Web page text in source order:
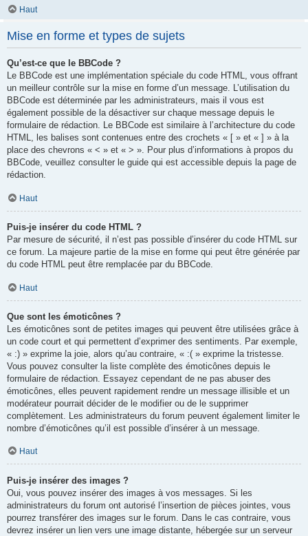
Haut
Mise en forme et types de sujets
Qu’est-ce que le BBCode ?
Le BBCode est une implémentation spéciale du code HTML, vous offrant
un meilleur contrôle sur la mise en forme d’un message. L’utilisation du
BBCode est déterminée par les administrateurs, mais il vous est
également possible de la désactiver sur chaque message depuis le
formulaire de rédaction. Le BBCode est similaire à l’architecture du code
HTML, les balises sont contenues entre des crochets « [ » et « ] » à la
place des chevrons « < » et « > ». Pour plus d’informations à propos du
BBCode, veuillez consulter le guide qui est accessible depuis la page de
rédaction.
Haut
Puis-je insérer du code HTML ?
Par mesure de sécurité, il n’est pas possible d’insérer du code HTML sur
ce forum. La majeure partie de la mise en forme qui peut être générée par
du code HTML peut être remplacée par du BBCode.
Haut
Que sont les émoticônes ?
Les émoticônes sont de petites images qui peuvent être utilisées grâce à
un code court et qui permettent d’exprimer des sentiments. Par exemple,
« :) » exprime la joie, alors qu’au contraire, « :( » exprime la tristesse.
Vous pouvez consulter la liste complète des émoticônes depuis le
formulaire de rédaction. Essayez cependant de ne pas abuser des
émoticônes, elles peuvent rapidement rendre un message illisible et un
modérateur pourrait décider de le modifier ou de le supprimer
complètement. Les administrateurs du forum peuvent également limiter le
nombre d’émoticônes qu’il est possible d’insérer à un message.
Haut
Puis-je insérer des images ?
Oui, vous pouvez insérer des images à vos messages. Si les
administrateurs du forum ont autorisé l’insertion de pièces jointes, vous
pourrez transférer des images sur le forum. Dans le cas contraire, vous
devrez insérer un lien vers une image distante, hébergée sur un serveur